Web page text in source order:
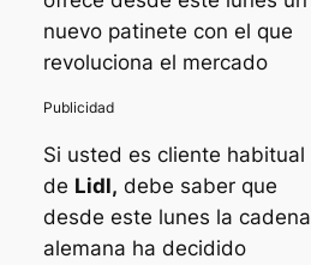
nuevo patinete con el que
revoluciona el mercado
Si usted es cliente habitual
de Lidl, debe saber que
desde este lunes la cadena
alemana ha decidido